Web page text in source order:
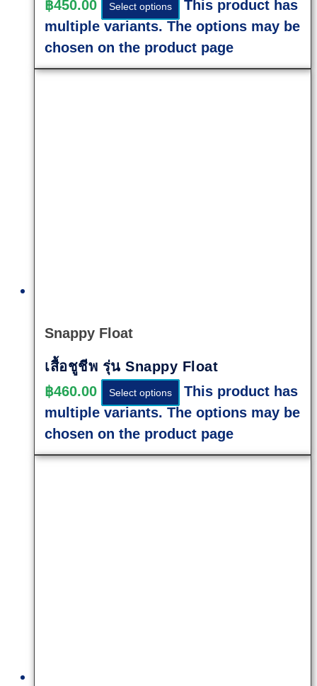
฿450.00 Select options
This product has
multiple variants. The options may be
chosen on the product page
Snappy Float
เสื้อชูชีพ รุ่น Snappy Float
฿460.00 Select options
This product has
multiple variants. The options may be
chosen on the product page